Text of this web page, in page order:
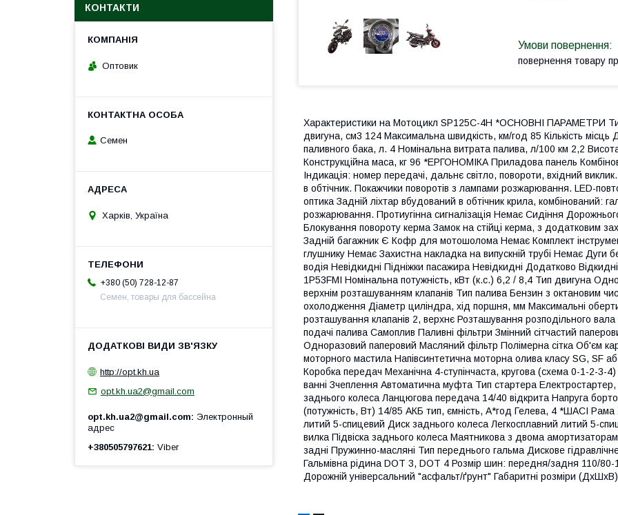
повернення товару
Характеристики на Мотоцикл SP125C-4H *ОСНОВНІ ПАРАМЕТРИ
двигуна, см3 124 Максимальна швидкість, км/год 85 Кількість
паливного бака, л. 4 Номінальна витрата палива, л/100 км 2,2
Конструкційна маса, кг 96 *ЕРГОНОМІКА Приладова панель
Індикація: номер передачі, дальнє світло, повороти, вхідний
в обтічник. Покажчики поворотів з лампами розжарювання. LED-
оптика Задній ліхтар вбудований в обтічник крила, комбінований:
розжарювання. Протиугінна сигналізація Немає Сидіння
Блокування повороту керма Замок на стійці керма, з додатковим
Задній багажник Є Кофр для мотошолома Немає Комплект
глушнику Немає Захистна накладка на випускній трубі Немає Дуги
водія Невідкидні Підніжки пасажира Невідкидні Додатково
1P53FMI Номінальна потужність, кВт (к.с.) 6,2 / 8,4 Тип двигуна
верхнім розташуванням клапанів Тип палива Бензин з октановим
охолодження Діаметр циліндра, хід поршня, мм Максимальні оберти
розташування клапанів 2, верхнє Розташування розподільного
подачі палива Самоплив Паливні фільтри Змінний сітчастий
Одноразовий паперовий Масляний фільтр Полімерна сітка Об'єм
моторного мастила Напівсинтетична моторна олива класу SG, SF
Коробка передач Механічна 4-ступінчаста, кругова (схема 0-1-2-3-
ванні Зчеплення Автоматична муфта Тип стартера
заднього колеса Ланцюгова передача 14/40 відкрита Напруга
(потужність, Вт) 14/85 АКБ тип, ємність, А*год Гелева, 4 *ШАСІ
литий 5-спицевий Диск заднього колеса Легкосплавний литий 5-
вилка Підвіска заднього колеса Маятникова з двома
задні Пружинно-масляні Тип переднього гальма Дискове
Гальмівна рідина DOT 3, DOT 4 Розмір шин: передня/задня 110/
Дорожній універсальний "асфальт/ґрунт" Габаритні розміри
КОНТАКТИ
Оптовик
Семен
Харків, Україна
+380 (50) 728-12-87
Семен, товары для бассейна
http://opt.kh.ua
opt.kh.ua2@gmail.com
opt.kh.ua2@gmail.com
Электронный
адрес
+380505797621 Viber